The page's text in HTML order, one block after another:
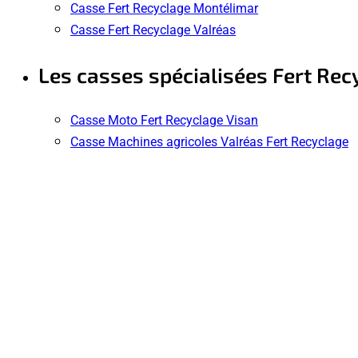
Casse Fert Recyclage Montélimar
Casse Fert Recyclage Valréas
Les casses spécialisées Fert
Casse Moto Fert Recyclage Visan
Casse Machines agricoles Valréas Fert Recyclage